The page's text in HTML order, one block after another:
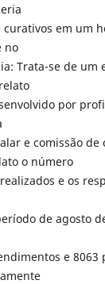
curativos em um
no
Trata-se de
por
e comissão de
o número
e os
de agosto
e